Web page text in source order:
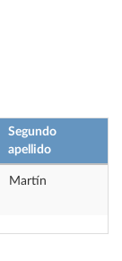
Segundo
apellido
Martín